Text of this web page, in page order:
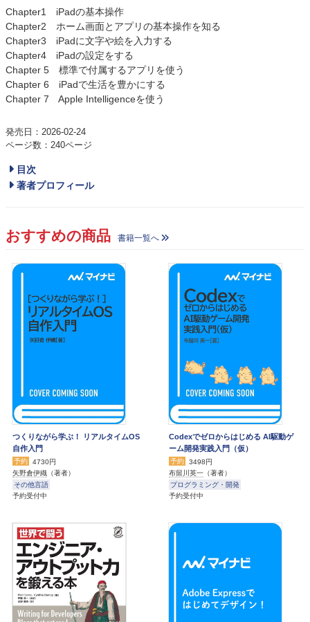
Chapter1 iPadの基本操作
Chapter2 ホーム画面とアプリの基本操作を知る
Chapter3 iPadに文字や絵を入力する
Chapter4 iPadの設定をする
Chapter 5 標準で付属するアプリを使う
Chapter 6 iPadで生活を豊かにする
Chapter 7 Apple Intelligenceを使う
発売日：2026-02-24
ページ数：240ページ
目次
著者プロフィール
おすすめの商品 書籍一覧へ
つくりながら学ぶ！ リアルタイムOS
自作入門
予約
4730円
矢野倉伊織 （著者）
その他言語
予約受付中
Codexでゼロからはじめる AI駆動ゲ
ーム開発実践入門（仮）
予約
3498円
布留川英一 （著者）
プログラミング・開発
予約受付中